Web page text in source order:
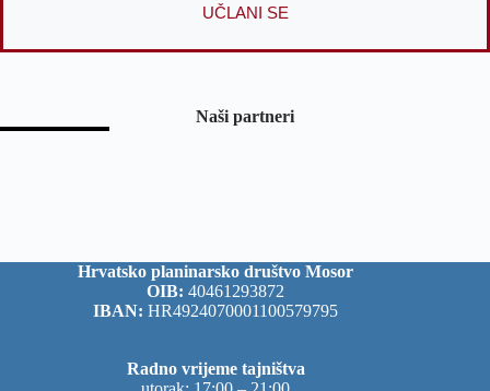
UČLANI SE
Naši partneri
Hrvatsko planinarsko društvo Mosor
OIB: 40461293872
IBAN: HR4924070001100579795
Radno vrijeme tajništva